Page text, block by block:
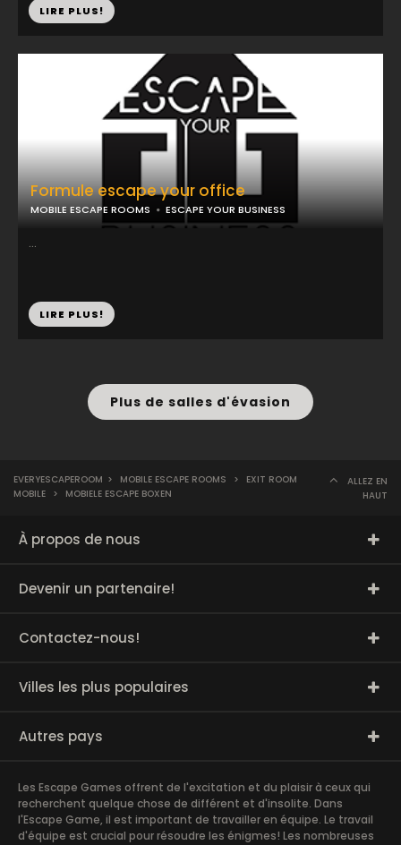
LIRE PLUS!
Formule escape your office
MOBILE ESCAPE ROOMS ESCAPE YOUR BUSINESS
...
LIRE PLUS!
Plus de salles d'évasion
EVERYESCAPEROOM > MOBILE ESCAPE ROOMS >
EXIT ROOM
MOBILE > MOBIELE ESCAPE BOXEN
ALLEZ EN
HAUT
À propos de nous
Devenir un partenaire!
Contactez-nous!
Villes les plus populaires
Autres pays
Les Escape Games offrent de l'excitation et du plaisir à ceux qui
recherchent quelque chose de différent et d'insolite. Dans
l'Escape Game, il est important de travailler en équipe. Le travail
d'équipe est crucial pour résoudre les énigmes! Les nombreuses